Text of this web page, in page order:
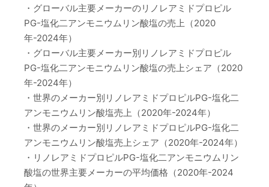
・グローバル主要メーカーのリノレアミドプロピル
PG-塩化二アンモニウムリン酸塩の売上（2020
年-2024年）
・グローバル主要メーカー別リノレアミドプロピル
PG-塩化二アンモニウムリン酸塩の売上シェア（2020
年-2024年）
・世界のメーカー別リノレアミドプロピルPG-塩化二
アンモニウムリン酸塩売上（2020年-2024年）
・世界のメーカー別リノレアミドプロピルPG-塩化二
アンモニウムリン酸塩売上シェア（2020年-2024年）
・リノレアミドプロピルPG-塩化二アンモニウムリン
酸塩の世界主要メーカーの平均価格（2020年-2024